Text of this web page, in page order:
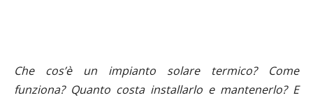
Che cos’è un impianto solare termico? Come
funziona? Quanto costa installarlo e mantenerlo? E